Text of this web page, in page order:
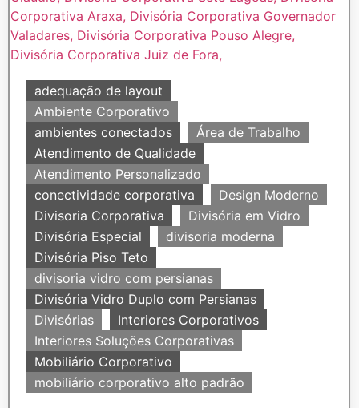
adequação de layout
Ambiente Corporativo
ambientes conectados
Área de Trabalho
Atendimento de Qualidade
Atendimento Personalizado
conectividade corporativa
Design Moderno
Divisoria Corporativa
Divisória em Vidro
Divisória Especial
divisoria moderna
Divisória Piso Teto
divisoria vidro com persianas
Divisória Vidro Duplo com Persianas
Divisórias
Interiores Corporativos
Interiores Soluções Corporativas
Mobiliário Corporativo
mobiliário corporativo alto padrão